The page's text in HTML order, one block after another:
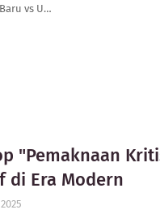
vs U…
"Pemaknaan
di Era Modern